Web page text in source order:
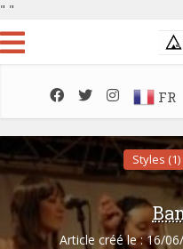
" "
FR
Styles (1)
Article créé le : 16/